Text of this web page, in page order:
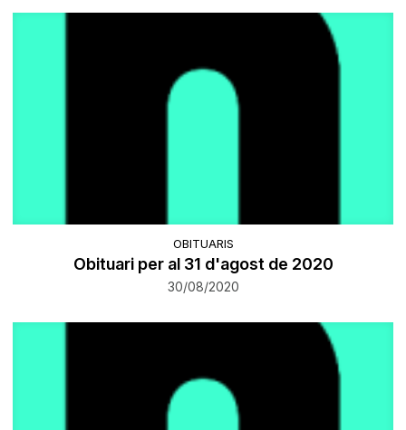
OBITUARIS
Obituari per al 31 d'agost de 2020
30/08/2020